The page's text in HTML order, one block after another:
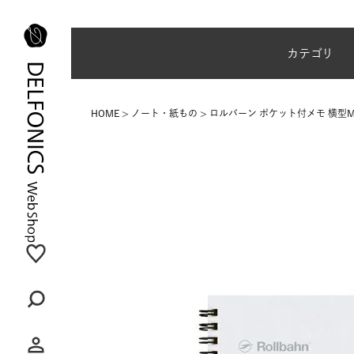
カテゴリ
HOME ノート・紙もの ロルバーン ポケット付メモ 横型